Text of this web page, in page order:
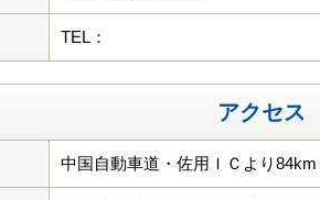
TEL：
アクセス
中国自動車道・佐用ＩＣより84km